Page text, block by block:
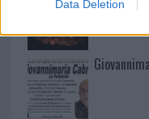
Data Deletion